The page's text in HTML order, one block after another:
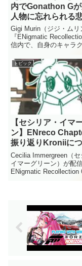
内でGonathon G
人物に忘れられる
展開
Gigi Murin（ジジ・ムリ
『ENigmatic
信内で、自身のキャラ
るGonathon Gが次々と
れられる悲劇的な展開
した。かつての仲間た
失っていく様子と、そ
トピック
【セシリア・イマ
ン】ENreco
振り返りKroniiに
る
Cecilia Immergreen（セ
イマーグリーン）が配信
ENigmatic Recollection
の振り返りを行いまし